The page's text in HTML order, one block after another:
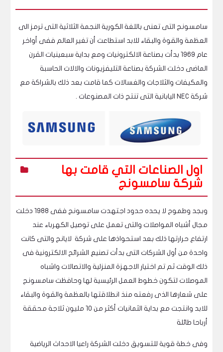
سامسونج التى تعنى باللغة الكورية النجمة الثلاثية التى ترمز الى
العظمة والقوة والبقاء للابد استطاعت أن تغير العالم ففى أواخر
عام 1969 بدأت بصناعة الالكترونيات ومع بداية سبعينيات القرن
الماضى دخلت الشركة بصناعة التليفزيونات والالات الحاسبة
والمكيفات والثلاجات والغسالات كما قامت بعد ذلك بالشراكة مع
شركة NEC اليابانية التى تنتج ذات المصنوعات .
اول الصناعات التي قامت بها
شركة سامسونج
وبجد وطموح لا يحده حدود اجتهدت سامسونج ففى 1988 دخلت
مجال أشباه المواصلات والتى تعمل على توصيل الكهرباء عند
ارتفاع حرارتها ذلك بعد استحواذها على شركة لايانج والتى كانت
واحدة من أول الشركات التى بدأت تصنيع الشرائح الالكترونية فى
ذلك الوقت ثم تم اختيار الاجهزة المنزلية والاتصالات واشباه
الموصلات لتكون خطوط العمل الرئيسية لها وحافظت سامسونج
على شعارها الذى رفعته منذ انطلاقتها بالعظمة والقوة والبقاء
للابد وانتجت مع بداية الثمانيات أكثر من 10 مليون ثلاجة محققة
أرباحا طائلة
وفى خطة قوية للتسويق دخلت الشركة راعيا الاحداث الرياضية